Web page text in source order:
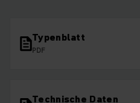
Typenblatt
PDF
Technische Daten